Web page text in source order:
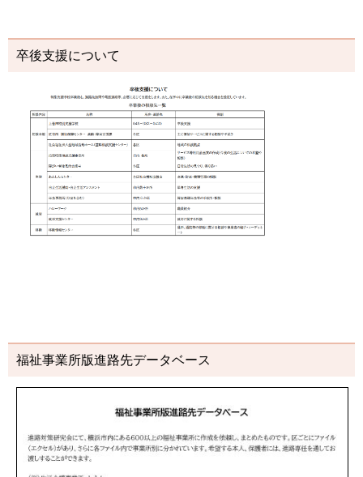
卒後支援について
福祉事業所版進路先データベース